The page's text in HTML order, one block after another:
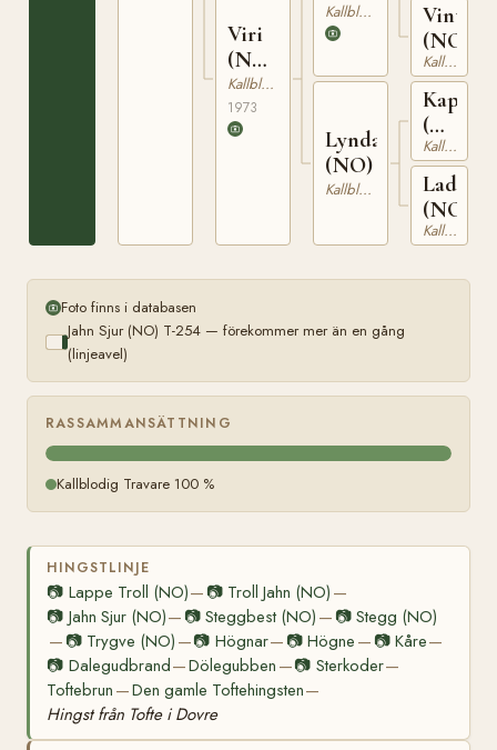
Viri
(NO)
T-
24496
Kallblodig Travare
1973
Kallblodig Travare
Lynda
(NO)
Kallblodig Travare
Vinta
(NO)
Kallblodig Travare
Kaprell
(NO)
T-
275
Kallblodig Travare
Laddy
(NO)
Kallblodig Travare
Foto finns i databasen
Jahn Sjur (NO) T-254 — förekommer mer än en gång
(linjeavel)
RASSAMMANSÄTTNING
Kallblodig Travare 100 %
HINGSTLINJE
📷 Lappe Troll (NO)— 📷 Troll Jahn (NO) —
📷 Jahn Sjur (NO)— 📷Steggbest (NO) — 📷 Stegg (NO)
— 📷 Trygve (NO) —📷 Högnar— 📷Högne — 📷 Kåre—
📷 Dalegudbrand—Dölegubben —📷 Sterkoder—
Toftebrun —Den gamle Toftehingsten—
Hingst från Tofte i Dovre